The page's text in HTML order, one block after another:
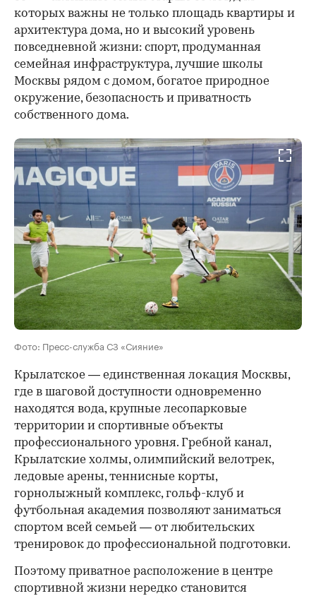
которых важны не только площадь квартиры и
архитектура дома, но и высокий уровень
повседневной жизни: спорт, продуманная
семейная инфраструктура, лучшие школы
Москвы рядом с домом, богатое природное
окружение, безопасность и приватность
собственного дома.
Фото: Пресс-служба СЗ «Сияние»
Крылатское — единственная локация Москвы,
где в шаговой доступности одновременно
находятся вода, крупные лесопарковые
территории и спортивные объекты
профессионального уровня. Гребной канал,
Крылатские холмы, олимпийский велотрек,
ледовые арены, теннисные корты,
горнолыжный комплекс, гольф-клуб и
футбольная академия позволяют заниматься
спортом всей семьей — от любительских
тренировок до профессиональной подготовки.
Поэтому приватное расположение в центре
спортивной жизни нередко становится